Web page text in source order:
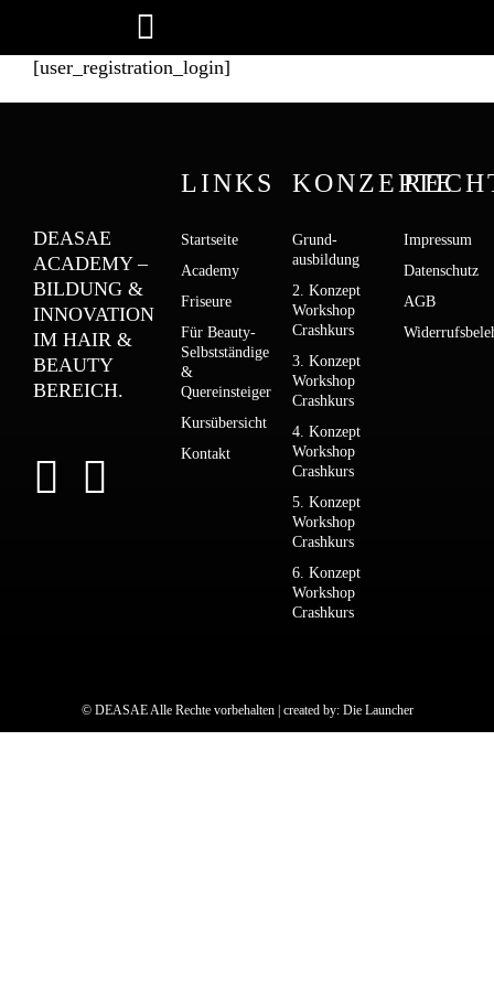
content[user_registration_login]
DEASAE
ACADEMY –
BILDUNG &
INNOVATION
IM HAIR &
BEAUTY
BEREICH.
LINKS
Startseite
Academy
Friseure
Für Beauty-
Selbstständige
&
Quereinsteiger
Kursübersicht
Kontakt
KONZEPTE
Grund­­
ausbildung
2. Konzept
Workshop
Crashkurs
3. Konzept
Workshop
Crashkurs
4. Konzept
Workshop
Crashkurs
5. Konzept
Workshop
Crashkurs
6. Konzept
Workshop
Crashkurs
Impressum
Datenschutz
AGB
© DEASAE Alle Rechte vorbehalten | created by: Die Launcher